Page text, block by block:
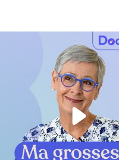
25
18
00:03:59